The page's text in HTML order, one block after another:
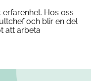
Hos oss
och blir en del
att arbeta